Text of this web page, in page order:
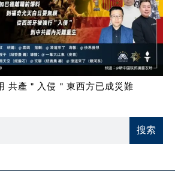
共產＂入侵＂東西方已成災難
搜索